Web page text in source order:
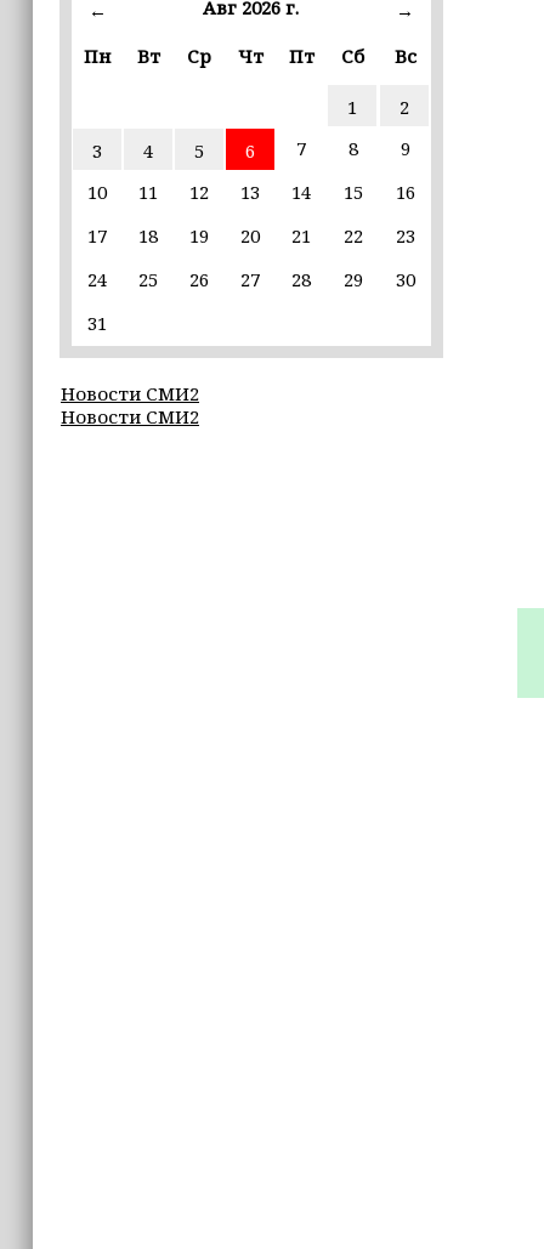
16:12
проходящий в Грозном фестиваль
16:02
Неделя популяризации грудного
вскармливания: что важно знать
15:39
Республике серию спортивных
мероприятий в преддверии Дня
физкультурника
15:10
← Авг 2026 г.
→
Пн
Вт Ср Чт Пт Сб Вс
1
2
3
4 5 6 7 8
9
10
11 12 13 14 15
16
17
18 19 20 21 22
23
24
25 26 27 28 29
30
31
Новости СМИ2
Новости СМИ2